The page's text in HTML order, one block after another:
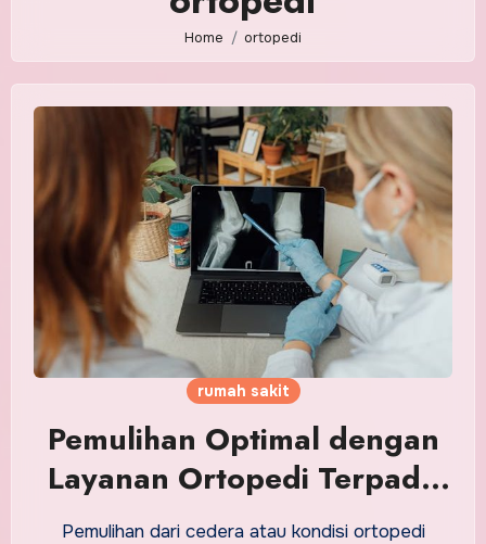
Home ortopedi
rumah sakit
Pemulihan Optimal dengan
Layanan Ortopedi Terpadu
di Surabaya Barat
Pemulihan dari cedera atau kondisi ortopedi